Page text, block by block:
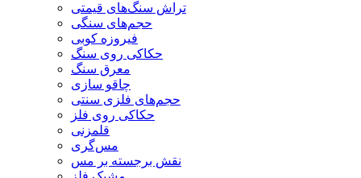
تراش سنگ‌های قیمتی
حجم‌های سنگی
فیروزه کوبی
حکاکی روی سنگ
معرق سنگ
چاقو سازی
حجم‌های فلزی سنتی
حکاکی روی فلز
قلمزنی
مس‌گری
نقش برجسته بر مس